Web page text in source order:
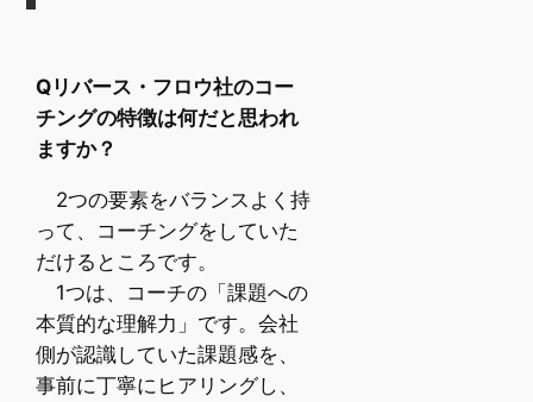
Qリバース・フロウ社のコー
チングの特徴は何だと思われ
ますか？
2つの要素をバランスよく持
って、コーチングをしていた
だけるところです。
1つは、コーチの「課題への
本質的な理解力」です。会社
側が認識していた課題感を、
事前に丁寧にヒアリングし、